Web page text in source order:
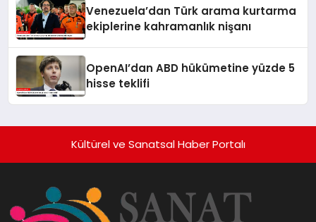
Venezuela’dan Türk arama kurtarma
ekiplerine kahramanlık nişanı
OpenAI’dan ABD hükümetine yüzde 5
hisse teklifi
Kültürel ve Sanatsal Haber Portalı